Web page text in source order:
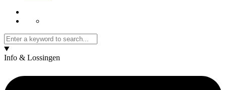
Info & Lossingen